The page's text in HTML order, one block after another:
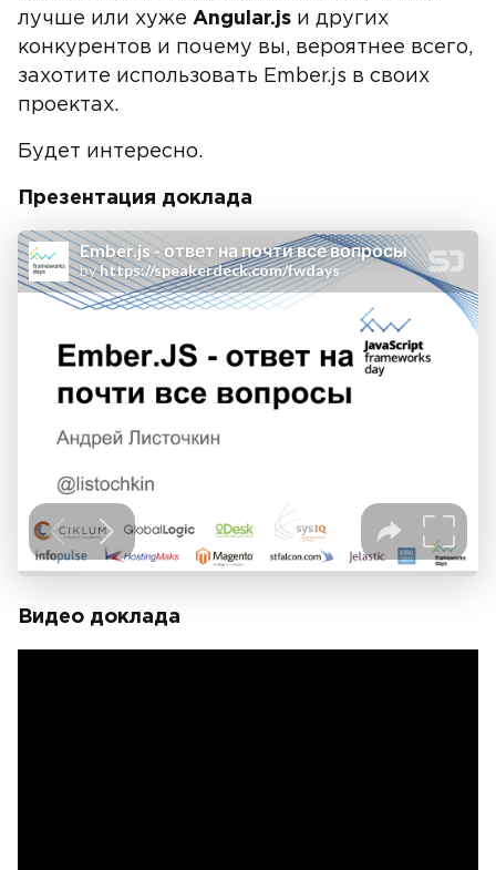
лучше или хуже Angular.js и других
конкурентов и почему вы, вероятнее всего,
захотите использовать Ember.js в своих
проектах.
Будет интересно.
Презентация доклада
Видео доклада